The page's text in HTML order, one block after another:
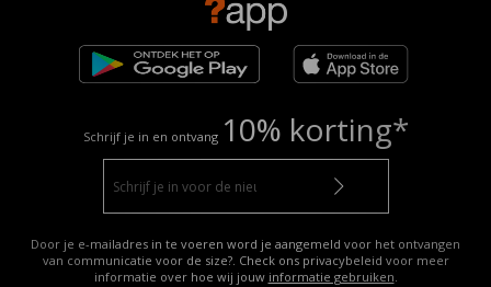
Schrijf je in en ontvang 10% korting*
Door je e-mailadres in te voeren word je aangemeld voor het ontvangen
van communicatie voor de size?. Check ons privacybeleid voor meer
informatie over hoe wij jouw informatie gebruiken.